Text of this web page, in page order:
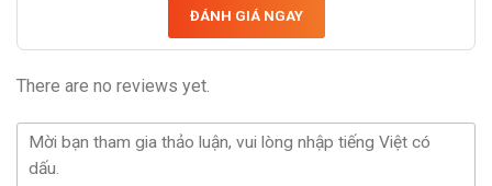
ĐÁNH GIÁ NGAY
There are no reviews yet.